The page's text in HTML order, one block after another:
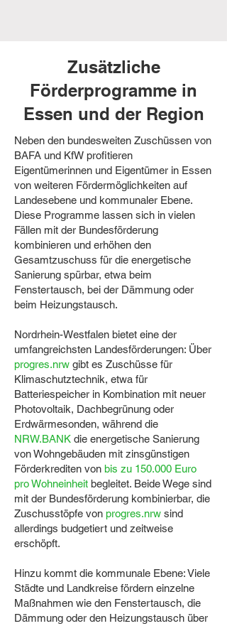
Zusätzliche
Förderprogramme in
Essen und der Region
Neben den bundesweiten Zuschüssen von
BAFA und KfW profitieren
Eigentümerinnen und Eigentümer in Essen
von weiteren Fördermöglichkeiten auf
Landesebene und kommunaler Ebene.
Diese Programme lassen sich in vielen
Fällen mit der Bundesförderung
kombinieren und erhöhen den
Gesamtzuschuss für die energetische
Sanierung spürbar, etwa beim
Fenstertausch, bei der Dämmung oder
beim Heizungstausch.
Nordrhein-Westfalen bietet eine der
umfangreichsten Landesförderungen: Über
progres.nrw gibt es Zuschüsse für
Klimaschutztechnik, etwa für
Batteriespeicher in Kombination mit neuer
Photovoltaik, Dachbegrünung oder
Erdwärmesonden, während die
NRW.BANK die energetische Sanierung
von Wohngebäuden mit zinsgünstigen
Förderkrediten von bis zu 150.000 Euro
pro Wohneinheit begleitet. Beide Wege sind
mit der Bundesförderung kombinierbar, die
Zuschusstöpfe von progres.nrw sind
allerdings budgetiert und zeitweise
erschöpft.
Hinzu kommt die kommunale Ebene: Viele
Städte und Landkreise fördern einzelne
Maßnahmen wie den Fenstertausch, die
Dämmung oder den Heizungstausch über